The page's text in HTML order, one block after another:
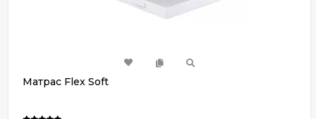
Матрас Flex Soft